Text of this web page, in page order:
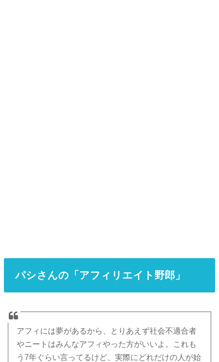
パシさんの「アフィリエイト野郎」
アフィには夢があるから、とりあえず社会不適合者
やニートはみんなアフィやった方がいいよ。これも
う7年ぐらい言ってるけど、実際にどれだけの人が始